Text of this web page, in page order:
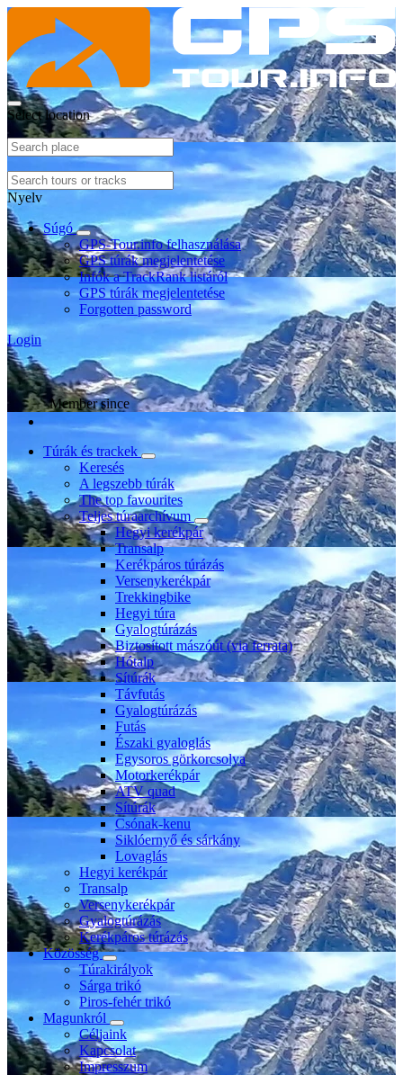
Select location
Nyelv
Súgó
GPS-Tour.info felhasználása
GPS túrák megjelentetése
Infók a TrackRank listáról
GPS túrák megjelentetése
Forgotten password
Login
Member since
Túrák és trackek
Keresés
A legszebb túrák
The top favourites
Teljes túraarchívum
Hegyi kerékpár
Transalp
Kerékpáros túrázás
Versenykerékpár
Trekkingbike
Hegyi túra
Gyalogtúrázás
Biztosított mászóút (via ferrata)
Hótalp
Sítúrák
Távfutás
Gyalogtúrázás
Futás
Északi gyaloglás
Egysoros görkorcsolya
Motorkerékpár
ATV quad
Sítúrák
Csónak-kenu
Siklóernyő és sárkány
Lovaglás
Hegyi kerékpár
Transalp
Versenykerékpár
Gyalogtúrázás
Kerékpáros túrázás
Közösség
Túrakirályok
Sárga trikó
Piros-fehér trikó
Magunkról
Céljaink
Kapcsolat
Impresszum